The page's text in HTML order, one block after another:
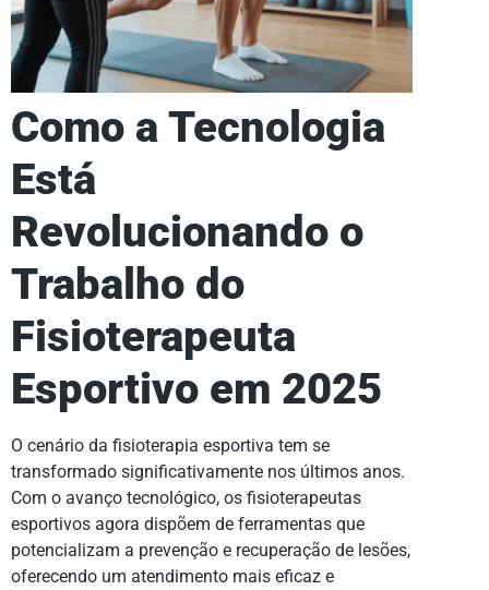
Como a Tecnologia
Está
Revolucionando o
Trabalho do
Fisioterapeuta
Esportivo em 2025
O cenário da fisioterapia esportiva tem se
transformado significativamente nos últimos anos.
Com o avanço tecnológico, os fisioterapeutas
esportivos agora dispõem de ferramentas que
potencializam a prevenção e recuperação de lesões,
oferecendo um atendimento mais eficaz e